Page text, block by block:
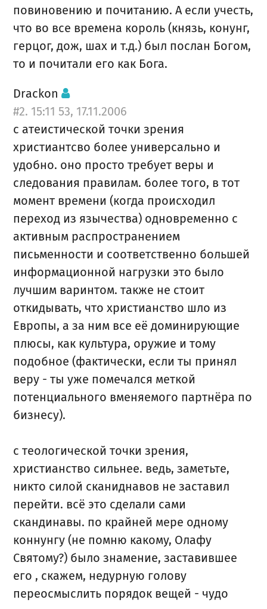
повиновению и почитанию. А если учесть,
что во все времена король (князь, конунг,
герцог, дож, шах и т.д.) был послан Богом,
то и почитали его как Бога.
Drackon
#2. 15:11 53, 17.11.2006
c атеистической точки зрения
христиантсво более универсально и
удобно. оно просто требует веры и
следования правилам. более того, в тот
момент времени (когда происходил
переход из язычества) одновременно с
активным распространением
письменности и соответственно большей
информационной нагрузки это было
лучшим варинтом. также не стоит
откидывать, что христианство шло из
Европы, а за ним все её доминирующие
плюсы, как культура, оружие и тому
подобное (фактически, если ты принял
веру - ты уже помечался меткой
потенциального вменяемого партнёра по
бизнесу).
с теологической точки зрения,
христианство сильнее. ведь, заметьте,
никто силой сканиднавов не заставил
перейти. всё это сделали сами
скандинавы. по крайней мере одному
коннунгу (не помню какому, Олафу
Святому?) было знамение, заставившее
его , скажем, недурную голову
переосмыслить порядок вещей - чудо